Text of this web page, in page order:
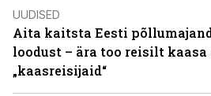
UUDISED
Aita kaitsta Eesti
loodust – ära too reisilt
„kaasreisijaid“